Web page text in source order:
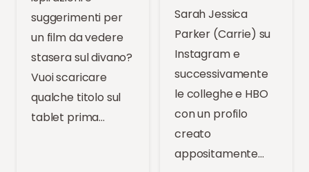
suggerimenti per
un film da vedere
stasera sul divano?
Vuoi scaricare
qualche titolo sul
tablet prima…
Sarah Jessica
Parker (Carrie) su
Instagram e
successivamente
le colleghe e HBO
con un profilo
creato
appositamente…